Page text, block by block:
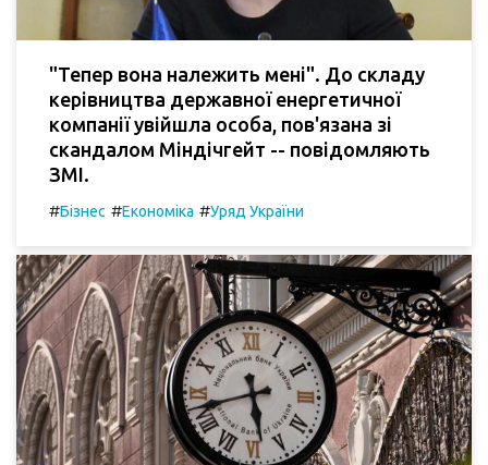
"Тепер вона належить мені". До складу
керівництва державної енергетичної
компанії увійшла особа, пов'язана зі
скандалом Міндічгейт -- повідомляють
ЗМІ.
#Бізнес #Економіка #Уряд України